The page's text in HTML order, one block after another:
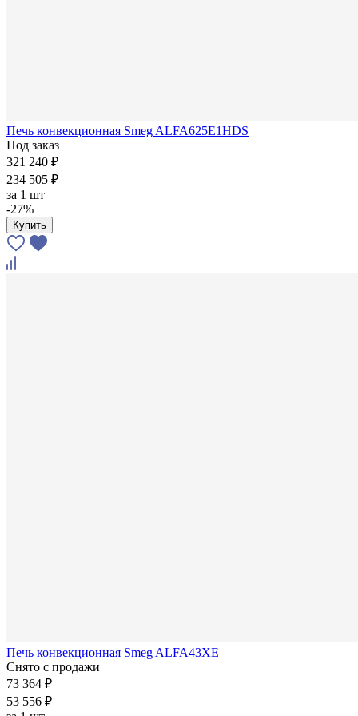
Печь конвекционная Smeg ALFA625E1HDS
Под заказ
321 240 ₽
234 505 ₽
за 1 шт
-27%
Купить
Печь конвекционная Smeg ALFA43XE
Снято с продажи
73 364 ₽
53 556 ₽